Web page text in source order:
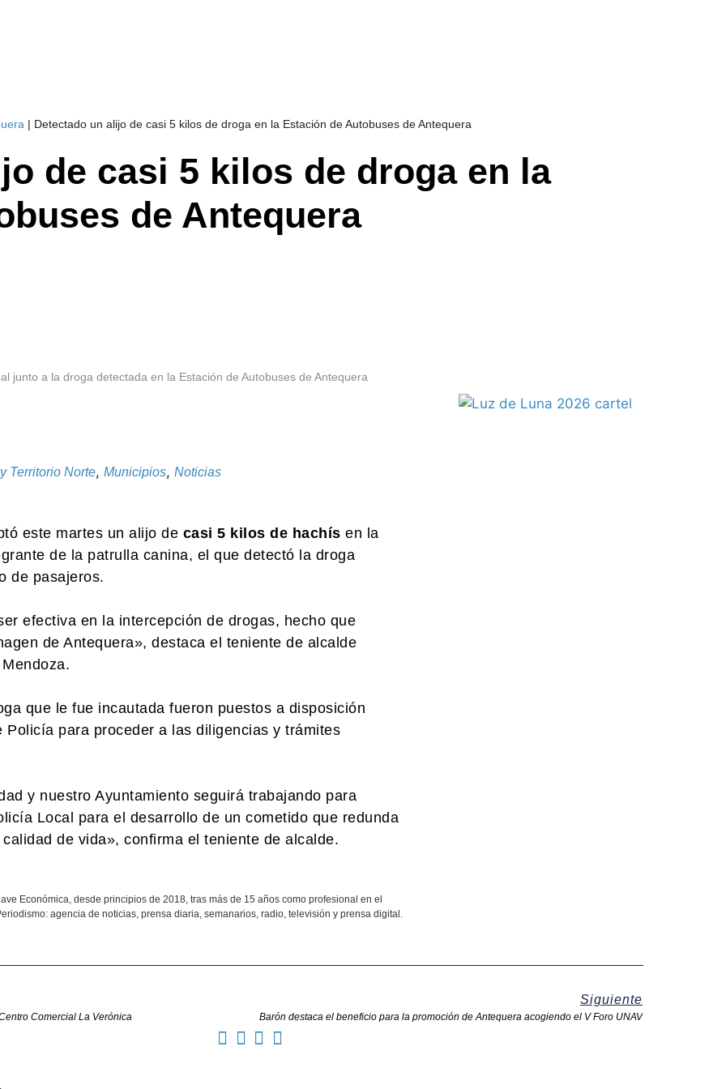
| Detectado un alijo de casi 5 kilos de droga en la Estación de Autobuses de Antequera
de casi 5 kilos de droga en la
de Antequera
junto a la droga detectada en la Estación de Autobuses de Antequera
Territorio Norte, Municipios, Noticias
este martes un alijo de casi 5 kilos de hachís en la
de la patrulla canina, el que detectó la droga
de pasajeros.
efectiva en la intercepción de drogas, hecho que
de Antequera», destaca el teniente de alcalde
que le fue incautada fueron puestos a disposición
para proceder a las diligencias y trámites
y nuestro Ayuntamiento seguirá trabajando para
Local para el desarrollo de un cometido que redunda
de vida», confirma el teniente de alcalde.
Económica, desde principios de 2018, tras más de 15 años como profesional en el
agencia de noticias, prensa diaria, semanarios, radio, televisión y prensa digital.
Comercial La Verónica
Siguiente
Barón destaca el beneficio para la promoción de Antequera acogiendo el V Foro UNAV